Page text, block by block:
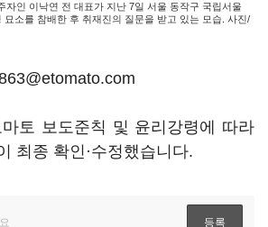
자인 이낙연 전 대표가 지난 7일 서울 동작구 국립서울
묘소를 참배한 후 취재진의 질문을 받고 있는 모습. 사진/
토 보도준칙 및 윤리강령에 따라
최종 확인·수정했습니다.